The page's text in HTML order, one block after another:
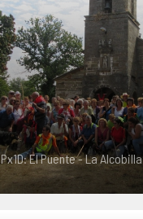
Px1D: El Puente - La Alcobilla